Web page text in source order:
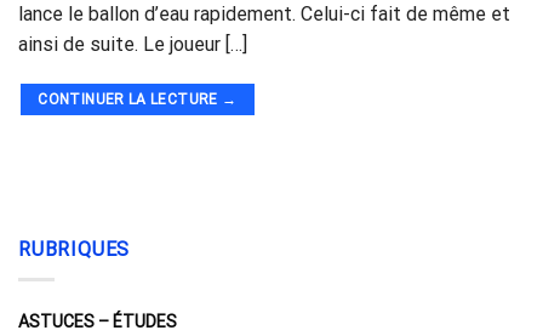
lance le ballon d’eau rapidement. Celui-ci fait de même et
ainsi de suite. Le joueur […]
CONTINUER LA LECTURE →
RUBRIQUES
ASTUCES – ÉTUDES